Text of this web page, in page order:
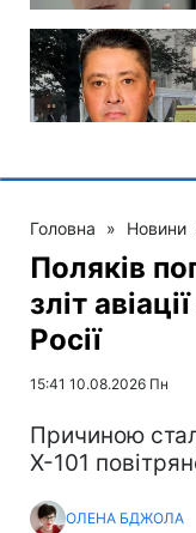
Головна » Новини
Поляків
зліт
Росії
15:41 10.08.2026 Пн
Причиною
Х-101
ОЛЕНА БДЖОЛА